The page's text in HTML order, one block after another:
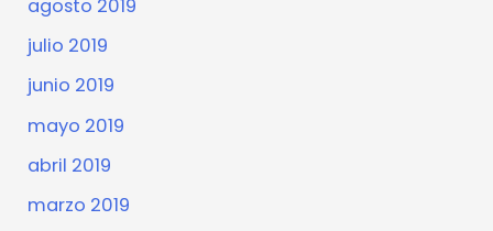
agosto 2019
julio 2019
junio 2019
mayo 2019
abril 2019
marzo 2019